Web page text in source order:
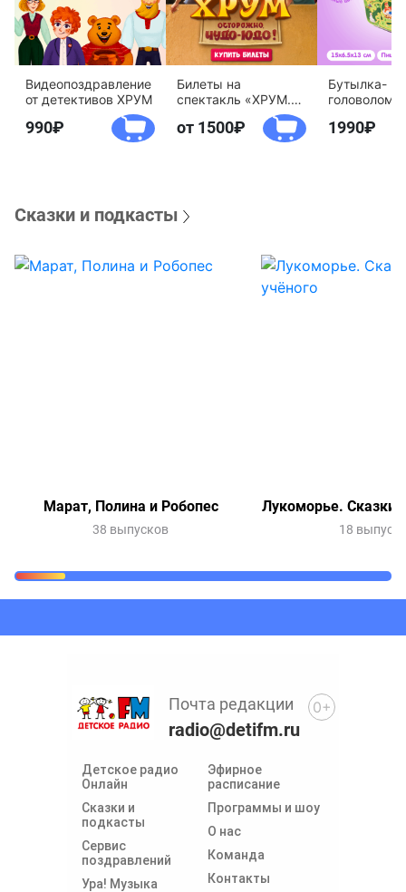
Видеопоздравление
от детективов ХРУМ
990
Билеты на
спектакль «ХРУМ.
Осторожно, Чудо-
Юдо!»
от 1500
Бутылка-
агентство
1990
Сказки и подкасты
Марат, Полина и Робопес
38 выпусков
Лукоморье. Сказки
18
Детское радио
Онлайн
Сказки и
подкасты
Сервис
поздравлений
Ура! Музыка
Эфирное
расписание
Программы и шоу
О нас
Команда
Контакты
Почта редакции
radio@detifm.ru
0+